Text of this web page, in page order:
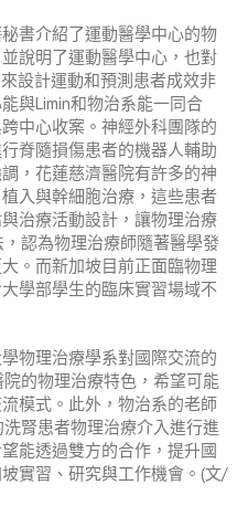
書介紹了運動醫學中心的物
說明了運動醫學中心，也對
設計運動和預測患者成效非
與Limin和物治系能一同合
中心收案。神經外科團隊的
脊隨損傷患者的機器人輔助
，花蓮慈濟醫院有許多的神
入與幹細胞治療，這些患者
治療活動設計，讓物理治療
認為物理治療師隨著醫學發
。而新加坡目前正面臨物理
學部學生的臨床實習場域不
物理治療學系對國際交流的
的物理治療特色，希望可能
模式。此外，物治系的老師
腎患者物理治療介入進行進
能透過雙方的合作，提升國
實習、研究與工作機會。 (文/